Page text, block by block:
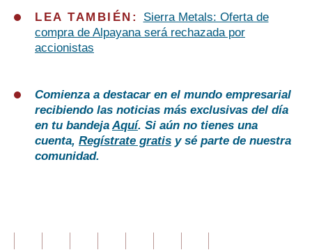
LEA TAMBIÉN: Sierra Metals: Oferta de
compra de Alpayana será rechazada por
accionistas
Comienza a destacar en el mundo empresarial
recibiendo las noticias más exclusivas del día
en tu bandejaAquí. Si aún no tienes una
cuenta, Regístrate gratis y sé parte de nuestra
comunidad.